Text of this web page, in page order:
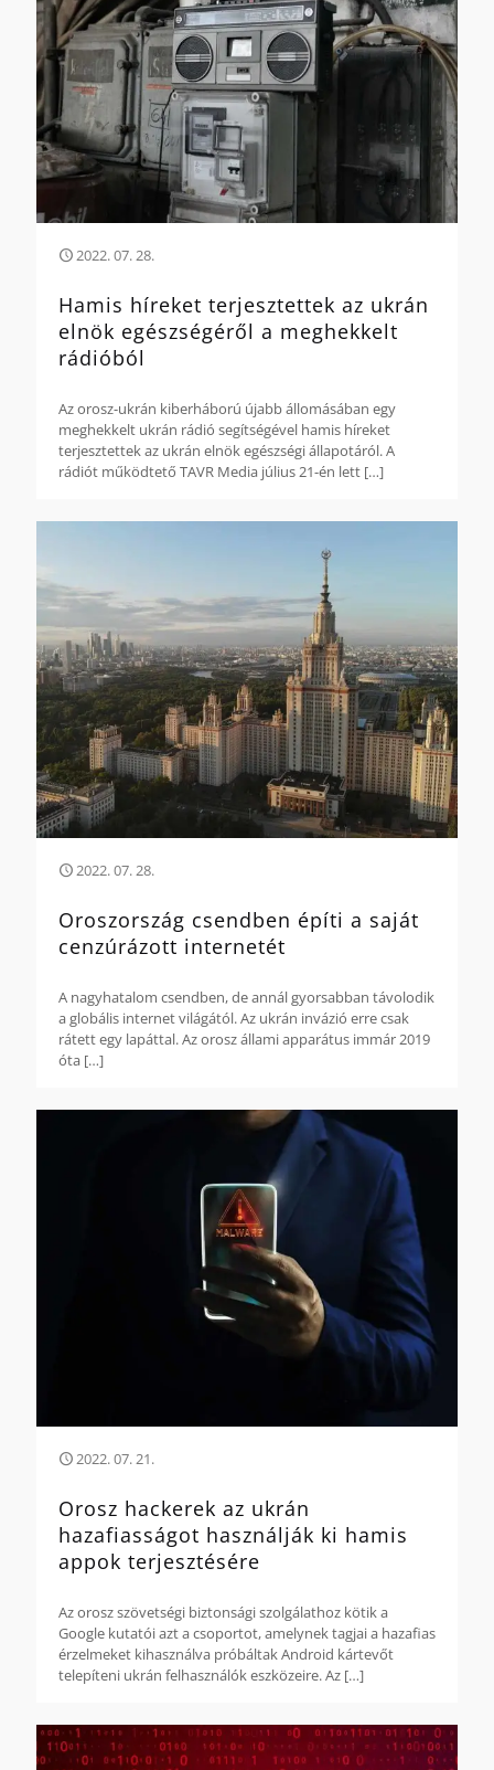
2022. 07. 28.
Hamis híreket terjesztettek az ukrán
elnök egészségéről a meghekkelt
rádióból
Az orosz-ukrán kiberháború újabb állomásában egy
meghekkelt ukrán rádió segítségével hamis híreket
terjesztettek az ukrán elnök egészségi állapotáról. A
rádiót működtető TAVR Media július 21-én lett […]
2022. 07. 28.
Oroszország csendben építi a saját
cenzúrázott internetét
A nagyhatalom csendben, de annál gyorsabban távolodik
a globális internet világától. Az ukrán invázió erre csak
rátett egy lapáttal. Az orosz állami apparátus immár 2019
óta […]
2022. 07. 21.
Orosz hackerek az ukrán
hazafiasságot használják ki hamis
appok terjesztésére
Az orosz szövetségi biztonsági szolgálathoz kötik a
Google kutatói azt a csoportot, amelynek tagjai a hazafias
érzelmeket kihasználva próbáltak Android kártevőt
telepíteni ukrán felhasználók eszközeire. Az […]